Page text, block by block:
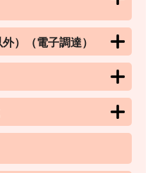
）（電子調達）